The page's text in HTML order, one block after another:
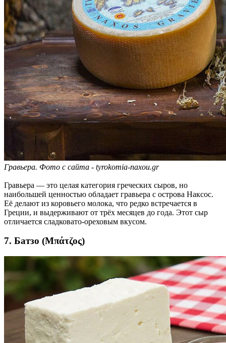
Гравьера. Фото с сайта - tyrokomia-naxou.gr
Гравьера — это целая категория греческих сыров, но
наибольшей ценностью обладает гравьера с острова Наксос.
Её делают из коровьего молока, что редко встречается в
Греции, и выдерживают от трёх месяцев до года. Этот сыр
отличается сладковато-ореховым вкусом.
7. Батзо (Μπάτζος)